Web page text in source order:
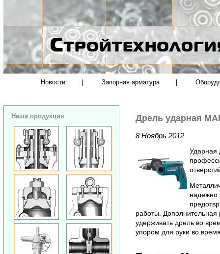
Новости Запорная арматура
Наша продукция Дрель ударная
8 Ноябрь 2012
Ударная
надежно
работы. Дополнительная
удерживать дрель во
упором для руки во